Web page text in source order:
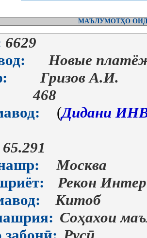
МАЪЛУМОТҲО
6629
Новые
Гризов А.И.
468
(Дидани
65.291
Москва
Рекон
Китоб
Соҳахои